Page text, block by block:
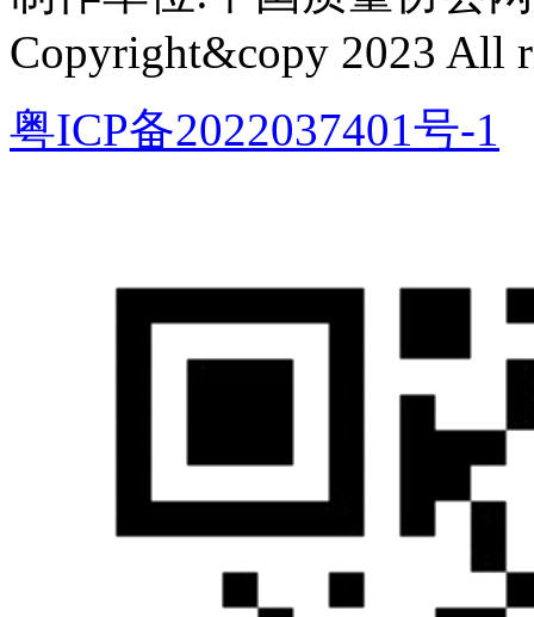
Copyright&copy 2023 All
粤ICP备2022037401号-1